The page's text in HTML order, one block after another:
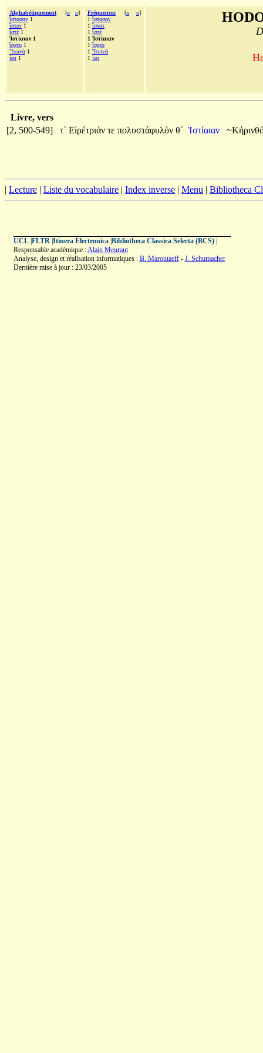
Alphabétiquement [« »]
ἵστασαν 1
ἵστατ 1
ἴστέ 1
Ἱστίαιαν 1
ἴσχεο 1
Ἴτωνά 1
ἶφι 1
Fréquences [« »]
1 ἵστασαν
1 ἵστατ
1 ἴστέ
1 Ἱστίαιαν
1 ἴσχεο
1 Ἴτωνά
1 ἶφι
Livre, vers
[2, 500-549]
τ᾽ Εἰρέτριάν τε πολυστάφυλόν θ᾽ Ἱστίαιαν
| Lecture | Liste du vocabulaire | Index inverse | Menu | Bibliotheca
UCL| FLTR| Itinera Electronica| Bibliotheca Classica Selecta (BCS)|
Responsable académique :Alain Meurant
Analyse, design et réalisation informatiques : B. Maroutaeff- J. Schumacher
Dernière mise à jour : 23/03/2005